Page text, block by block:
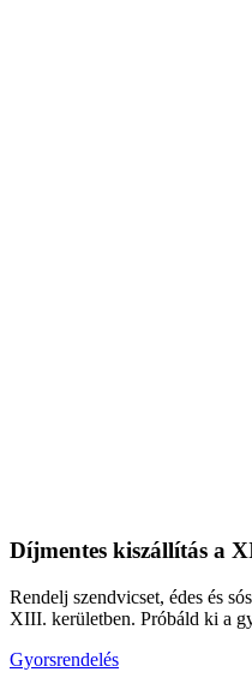
Díjmentes kiszállítás a
Rendelj szendvicset, édes és
XIII. kerületben. Próbáld ki a
Gyorsrendelés